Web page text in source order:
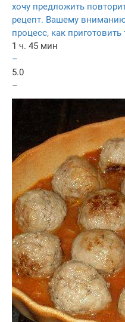
хочу предложить
рецепт. Вашему
процесс, как
1 ч. 45 мин
–
5.0
–